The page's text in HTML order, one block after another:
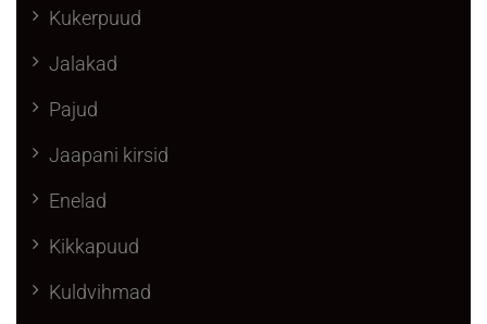
Kukerpuud
Jalakad
Pajud
Jaapani kirsid
Enelad
Kikkapuud
Kuldvihmad